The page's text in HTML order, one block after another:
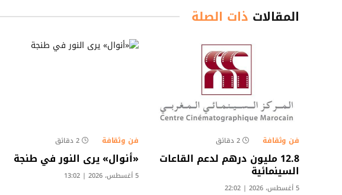
المقالات ذات الصلة
فن وثقافة 2 دقائق
12.8 مليون درهم لدعم القاعات
السينمائية
5 أغسطس، 2026 | 22:02
فن وثقافة 2 دقائق
«أنوال» يرى النور في طنجة
5 أغسطس، 2026 | 13:02